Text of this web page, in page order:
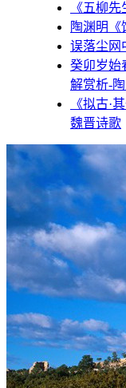
《五柳
陶渊明《
误落尘网
癸卯岁始
解赏析-
《拟古·
魏晋诗歌